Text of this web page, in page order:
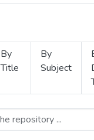
By
Title
By
Subject